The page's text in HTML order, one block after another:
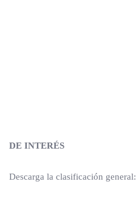
DE INTERÉS
Descarga la clasificación general: